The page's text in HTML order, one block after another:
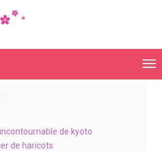
de kyoto
de haricots